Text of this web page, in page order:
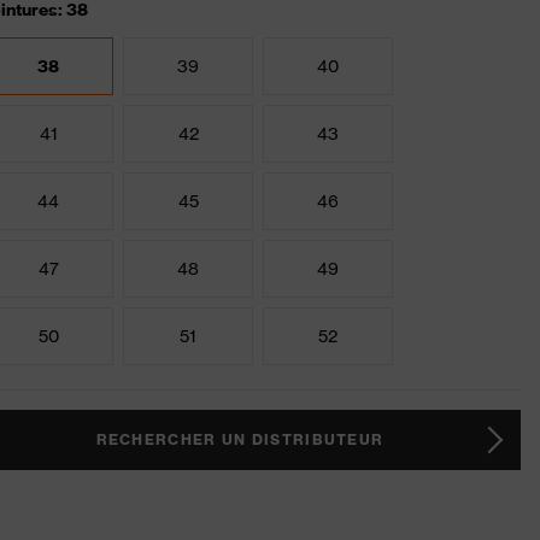
38
38 39 40
41 42 43
44 45 46
47 48 49
50 51 52
RECHERCHER UN DISTRIBUTEUR